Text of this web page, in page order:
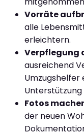
Vorräte
alle
erleichtern.
Verpflegung
ausreichend
Umzugshelfer
Unterstützung
Fotos
der neuen